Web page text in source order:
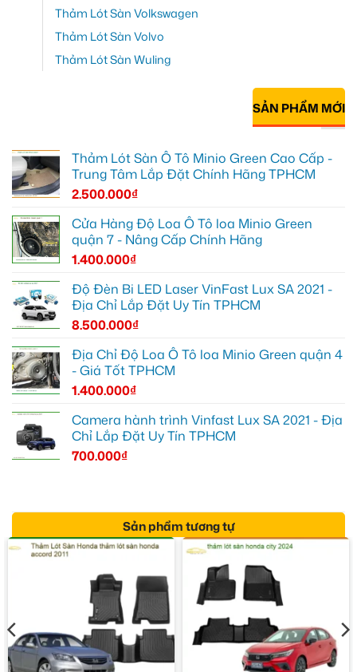
Thảm Lót Sàn Volkswagen
Thảm Lót Sàn Volvo
Thảm Lót Sàn Wuling
SẢN PHẨM MỚI
Thảm Lót Sàn Ô Tô Minio Green Cao Cấp -
Trung Tâm Lắp Đặt Chính Hãng TPHCM
2.500.000₫
Cửa Hàng Độ Loa Ô Tô loa Minio Green
quận 7 - Nâng Cấp Chính Hãng
1.400.000₫
Độ Đèn Bi LED Laser VinFast Lux SA 2021 -
Địa Chỉ Lắp Đặt Uy Tín TPHCM
8.500.000₫
Địa Chỉ Độ Loa Ô Tô loa Minio Green quận 4
- Giá Tốt TPHCM
1.400.000₫
Camera hành trình Vinfast Lux SA 2021 - Địa
Chỉ Lắp Đặt Uy Tín TPHCM
700.000₫
Sản phẩm tương tự